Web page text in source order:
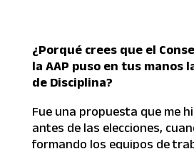
¿Porqué crees que el
la AAP puso en tus manos
de Disciplina?
Fue una propuesta que me
antes de las elecciones,
formando los equipos de